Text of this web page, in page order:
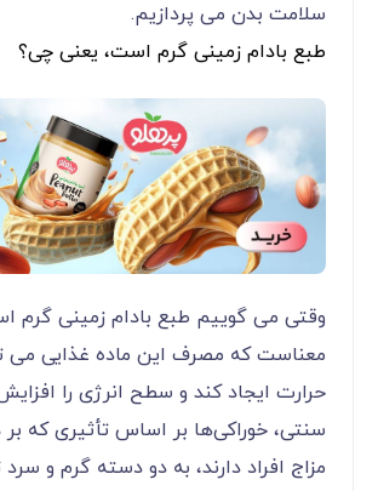
سلامت بدن می ‌پردازیم.
طبع بادام زمینی گرم است، یعنی چی؟
وقتی می ‌گوییم طبع بادام زمینی گرم
معناست که مصرف این ماده غذایی می
حرارت ایجاد کند و سطح انرژی را
سنتی، خوراکی‌ها بر اساس تأثیری که
مزاج افراد دارند، به دو دسته گرم و